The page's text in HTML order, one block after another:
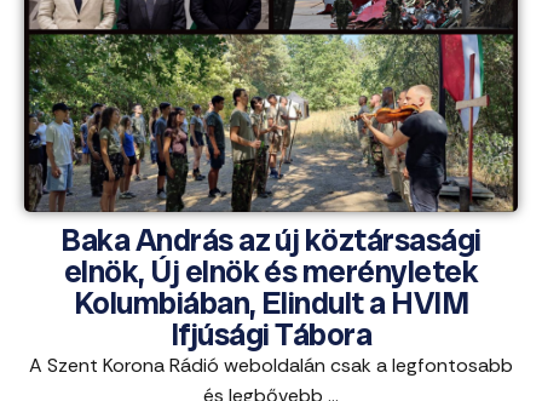
Baka András az új köztársasági
elnök, Új elnök és merényletek
Kolumbiában, Elindult a HVIM
Ifjúsági Tábora
A Szent Korona Rádió weboldalán csak a legfontosabb